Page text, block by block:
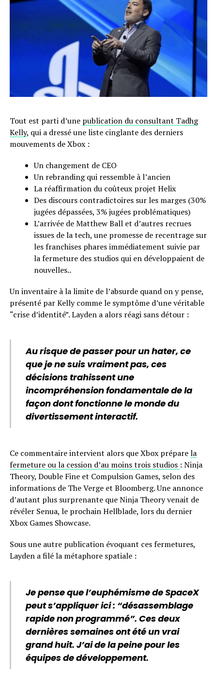
Tout est parti d’une publication du consultant Tadhg
Kelly, qui a dressé une liste cinglante des derniers
mouvements de Xbox :
Un changement de CEO
Un rebranding qui ressemble à l’ancien
La réaffirmation du coûteux projet Helix
Des discours contradictoires sur les marges (30%
jugées dépassées, 3% jugées problématiques)
L’arrivée de Matthew Ball et d’autres recrues
issues de la tech, une promesse de recentrage sur
les franchises phares immédiatement suivie par
la fermeture des studios qui en développaient de
nouvelles..
Un inventaire à la limite de l’absurde quand on y pense,
présenté par Kelly comme le symptôme d’une véritable
“crise d’identité”. Layden a alors réagi sans détour :
Au risque de passer pour un hater, ce
que je ne suis vraiment pas, ces
décisions trahissent une
incompréhension fondamentale de la
façon dont fonctionne le monde du
divertissement interactif.
Ce commentaire intervient alors que Xbox préparela
fermeture ou la cession d’au moins trois studios : Ninja
Theory, Double Fine et Compulsion Games, selon des
informations de The Verge et Bloomberg. Une annonce
d’autant plus surprenante que Ninja Theory venait de
révéler Senua, le prochain Hellblade, lors du dernier
Xbox Games Showcase.
Sous une autre publication évoquant ces fermetures,
Layden a filé la métaphore spatiale :
Je pense que l’euphémisme de SpaceX
peut s’appliquer ici : “désassemblage
rapide non programmé”. Ces deux
dernières semaines ont été un vrai
grand huit. J’ai de la peine pour les
équipes de développement.